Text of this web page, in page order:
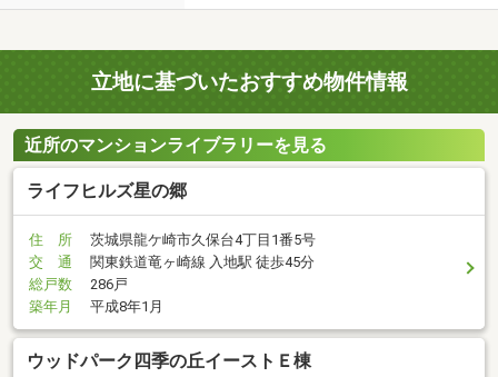
立地に基づいたおすすめ物件情報
近所のマンションライブラリーを見る
ライフヒルズ星の郷
住 所
茨城県龍ケ崎市久保台4丁目1番5号
交 通
関東鉄道竜ヶ崎線 入地駅 徒歩45分
総戸数
286戸
築年月
平成8年1月
ウッドパーク四季の丘イーストＥ棟